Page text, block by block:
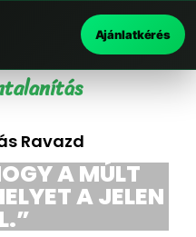
Ajánlatkérés
Ravazd
A MÚLT
A JELEN